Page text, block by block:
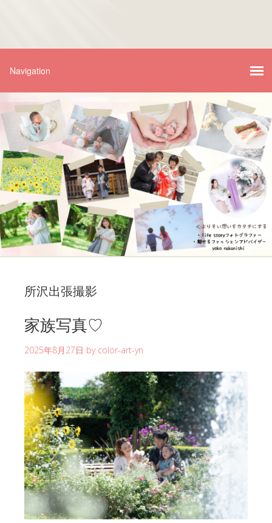
所沢出張撮影
家族写真♡
2025年8月27日 by color-art-yn